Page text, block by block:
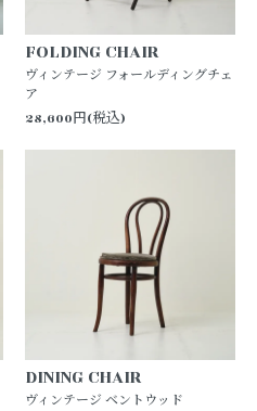
FOLDING CHAIR
ヴィンテージ フォールディングチェ
ア
28,600円(税込)
DINING CHAIR
ヴィンテージ ベントウッド